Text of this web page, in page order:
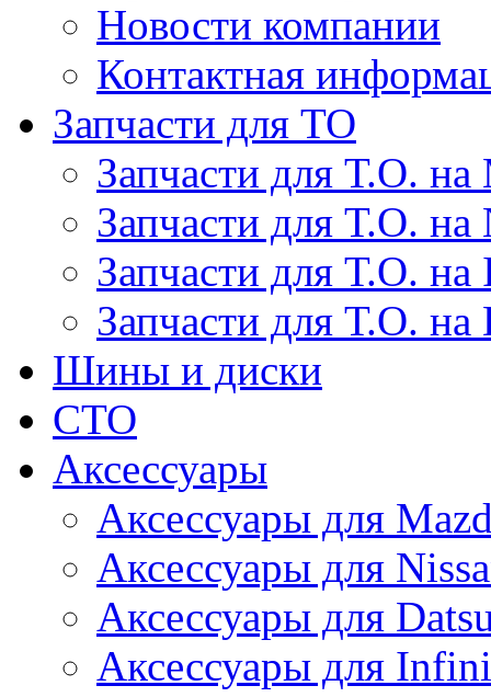
Новости компании
Контактная
Запчасти для ТО
Запчасти для Т.О. на
Запчасти для Т.О. на
Запчасти для Т.О.
Запчасти для Т.О. на
Шины и диски
СТО
Аксессуары
Аксессуары для
Аксессуары для
Аксессуары для
Аксессуары для